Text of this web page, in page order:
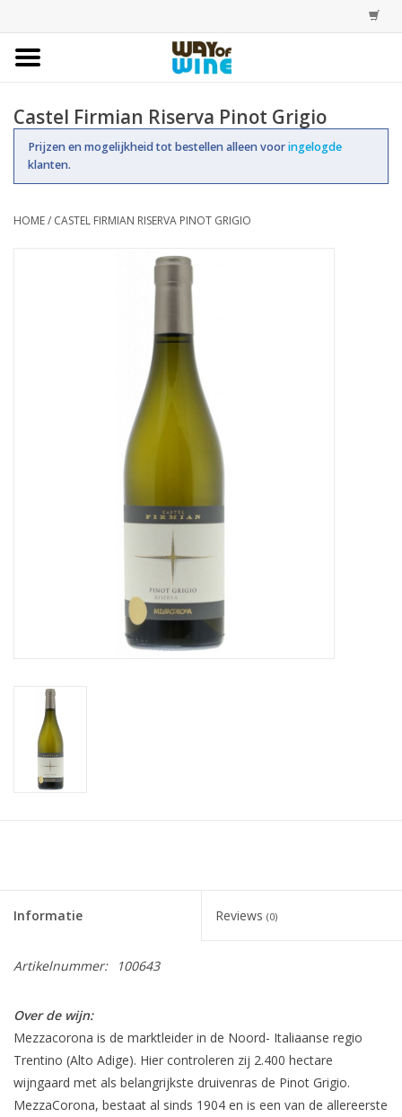
Bestellingen
Assortiment
Castel Firmian Riserva Pinot Grigio
Prijzen en mogelijkheid tot bestellen alleen vooringelogde
klanten.
HOME/ CASTEL FIRMIAN RISERVA PINOT GRIGIO
Informatie Reviews (0)
Artikelnummer: 100643
Over de wijn:
Mezzacorona is de marktleider in de Noord- Italiaanse regio
Trentino (Alto Adige). Hier controleren zij 2.400 hectare
wijngaard met als belangrijkste druivenras de Pinot Grigio.
MezzaCorona, bestaat al sinds 1904 en is een van de allereerste